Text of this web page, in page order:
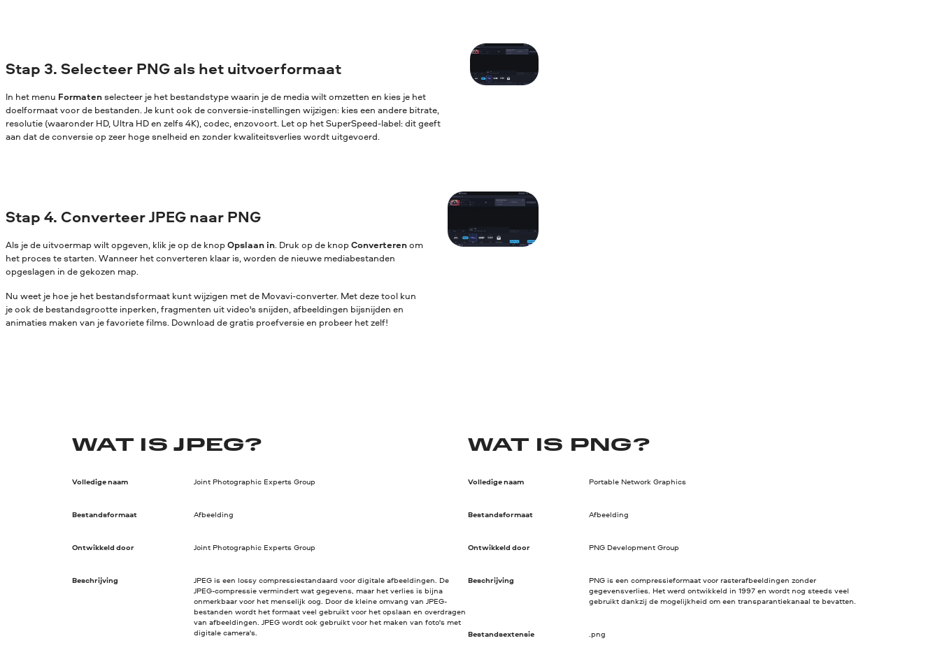
Stap 3. Selecteer PNG als het uitvoerformaat
In het menu Formatenselecteer je het bestandstype waarin je de media wilt omzetten en kies je het
doelformaat voor de bestanden. Je kunt ook de conversie-instellingen wijzigen: kies een andere bitrate,
resolutie (waaronder HD, Ultra HD en zelfs 4K), codec, enzovoort. Let op het SuperSpeed-label: dit geeft
aan dat de conversie op zeer hoge snelheid en zonder kwaliteitsverlies wordt uitgevoerd.
Stap 4. Converteer JPEG naar PNG
Als je de uitvoermap wilt opgeven, klik je op de knopOpslaan in. Druk op de knopConverterenom
het proces te starten. Wanneer het converteren klaar is, worden de nieuwe mediabestanden
opgeslagen in de gekozen map.
Nu weet je hoe je het bestandsformaat kunt wijzigen met de Movavi-converter. Met deze tool kun
je ook de bestandsgrootte inperken, fragmenten uit video's snijden, afbeeldingen bijsnijden en
animaties maken van je favoriete films. Download de gratis proefversie en probeer het zelf!
WAT IS JPEG?
Volledige naam Joint Photographic Experts Group
Bestandsformaat Afbeelding
Ontwikkeld door Joint Photographic Experts Group
Beschrijving
JPEG is een lossy compressiestandaard voor digitale afbeeldingen. De
JPEG-compressie vermindert wat gegevens, maar het verlies is bijna
onmerkbaar voor het menselijk oog. Door de kleine omvang van JPEG-
bestanden wordt het formaat veel gebruikt voor het opslaan en overdragen
van afbeeldingen. JPEG wordt ook gebruikt voor het maken van foto's met
digitale camera's.
WAT IS PNG?
Volledige naam Portable Network Graphics
Bestandsformaat Afbeelding
Ontwikkeld door PNG Development Group
Beschrijving
PNG is een compressieformaat voor rasterafbeeldingen zonder
gegevensverlies. Het werd ontwikkeld in 1997 en wordt nog steeds veel
gebruikt dankzij de mogelijkheid om een transparantiekanaal te bevatten.
Bestandsextensie .png